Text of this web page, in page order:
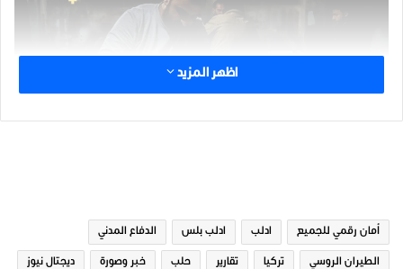
اظهر المزيد
أمان رقمي للجميع ادلب ادلب بلس الدفاع المدني
الطيران الروسي تركيا تقارير حلب خبر وصورة ديجتال نيوز